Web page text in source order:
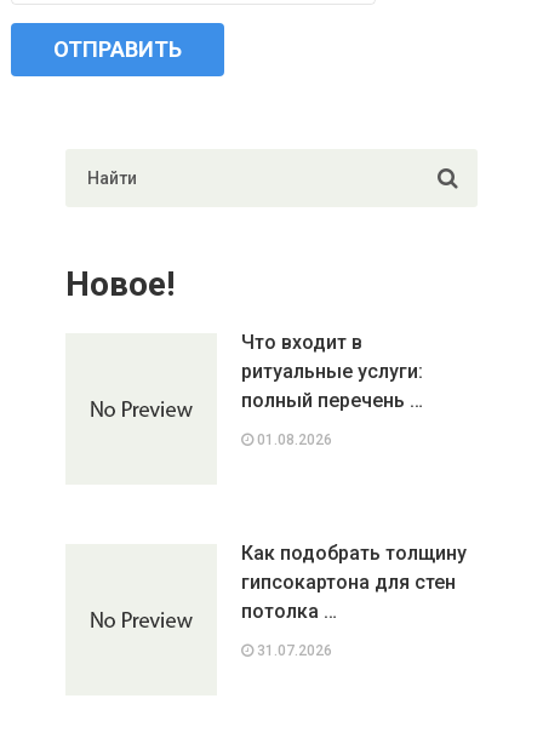
Новое!
Что входит в
ритуальные услуги:
полный перечень …
01.08.2026
Как подобрать толщину
гипсокартона для стен
потолка …
31.07.2026